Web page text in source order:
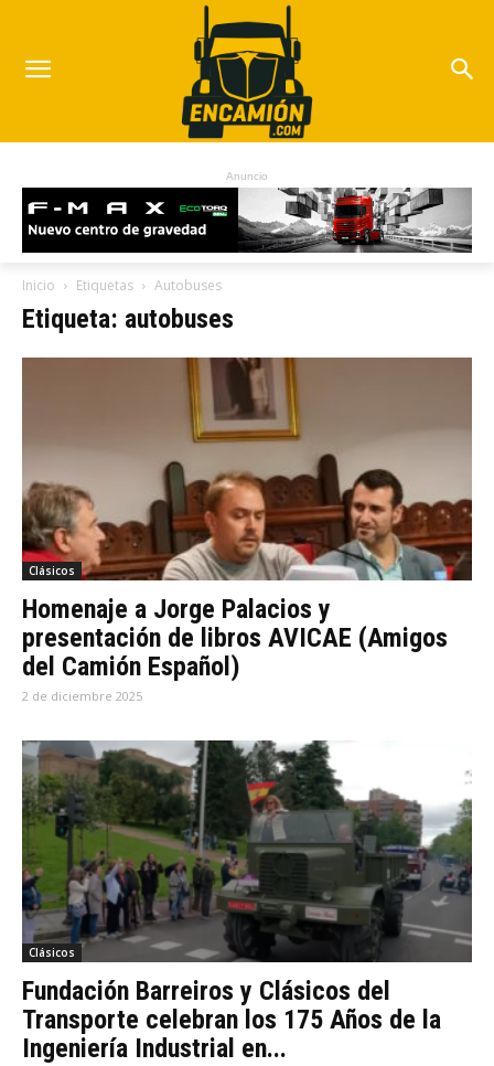
Anuncio
Inicio Etiquetas Autobuses
Etiqueta: autobuses
Clásicos
Homenaje a Jorge Palacios y
presentación de libros AVICAE (Amigos
del Camión Español)
2 de diciembre 2025
Clásicos
Fundación Barreiros y Clásicos del
Transporte celebran los 175 Años de la
Ingeniería Industrial en...